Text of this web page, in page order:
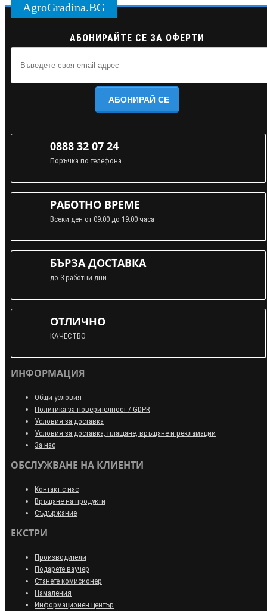
AgroGradina.BG
АБОНИРАЙТЕ СЕ ЗА ОФЕРТИ
АБОНИРАЙ СЕ
0888 32 07 24
Поръчка по телефона
РАБОТНО ВРЕМЕ
Всеки ден от 09:00 до 19:00 часа
БЪРЗА ДОСТАВКА
до 3 работни дни
ОТЛИЧНО
КАЧЕСТВО
ИНФОРМАЦИЯ
Общи условия
Политика за поверителност / GDPR
Условия за доставка
Условия за доставка, плащане, връщане и рекламации
За нас
ОБСЛУЖВАНЕ НА КЛИЕНТИ
Контакт с нас
Връщане на продукти
Съдържание
ЕКСТРИ
Производители
Подарете ваучер
Станете комисионер
Намаления
Информационен център